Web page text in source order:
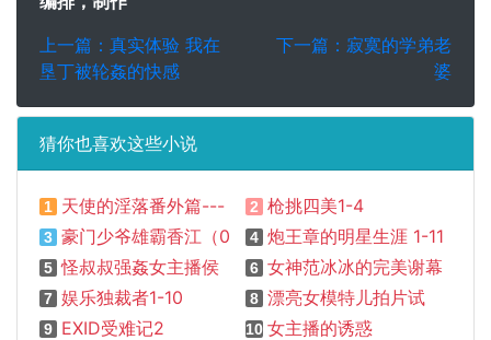
上一篇：真实体验 我在
垦丁被轮姦的快感
下一篇：寂寞的学弟老
婆
猜你也喜欢这些小说
1 天使的淫落番外篇---一月轶事－ 2 枪挑四美1-4
3 豪门少爷雄霸香江（01~50） 4 炮王章的明星生涯 1-11
5 怪叔叔强姦女主播侯佩岑 6 女神范冰冰的完美谢幕
7 娱乐独裁者1-10 8 漂亮女模特儿拍片试镜被导演诱姦
9 EXID受难记2 10 女主播的诱惑